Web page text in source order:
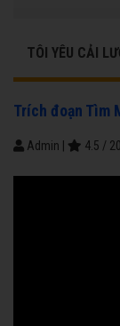
TÔI YÊU CẢI
Trích đoạn Tìm
Admin 4.5 /